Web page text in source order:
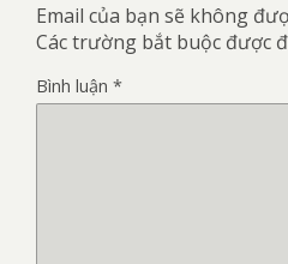
Email của bạn sẽ không
Các trường bắt buộc được
Bình luận *